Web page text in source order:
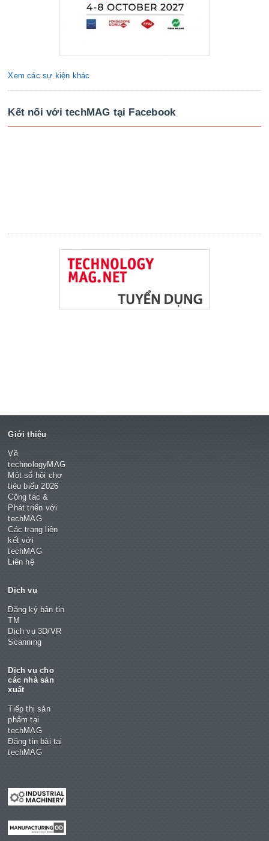
Xem các sự kiện khác
Kết nối với techMAG tại Facebook
Giới thiệu
Về
technologyMAG
Một số hội chợ
tiêu biểu 2026
Cộng tác &
Phát triển với
techMAG
Các trang liên
kết với
techMAG
Liên hệ
Dịch vụ
Đăng ký bản tin
TM
Dịch vụ 3D/VR
Scanning
Dịch vụ cho
các nhà sản
xuất
Tiếp thị sản
phẩm tại
techMAG
Đăng tin bài tại
techMAG